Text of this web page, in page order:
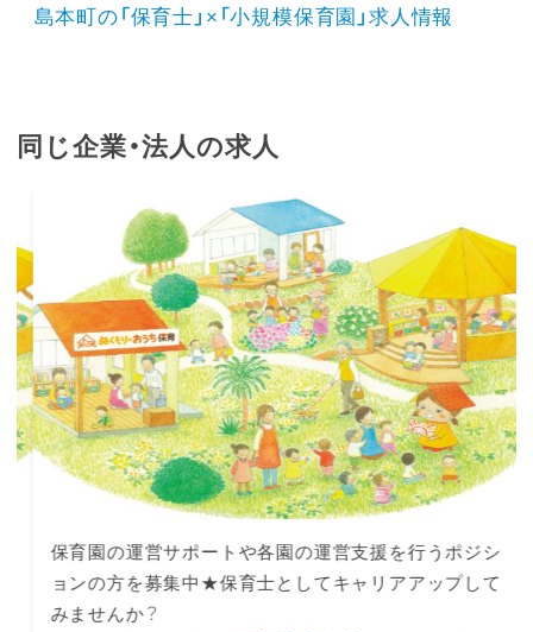
島本町の「保育士」×「小規模保育園」求人情報
同じ企業・法人の求人
保育園の運営サポートや各園の運営支援を行うポジシ
ョンの方を募集中★保育士としてキャリアアップして
みませんか？